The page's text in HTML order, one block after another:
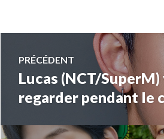
Navigation
de
l’article
PRÉCÉDENT
Article
précédent :
Lucas (NCT/
regarder pendant le